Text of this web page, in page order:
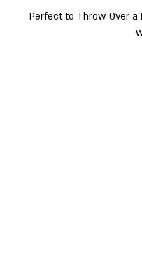
• Perfect to Throw Over